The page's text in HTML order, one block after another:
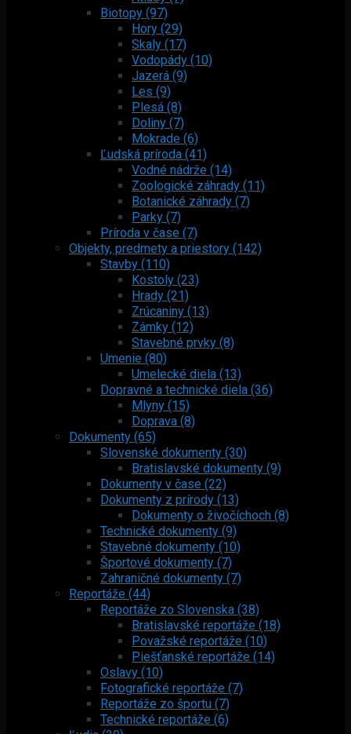
Biotopy (97)
Hory (29)
Skaly (17)
Vodopády (10)
Jazerá (9)
Les (9)
Plesá (8)
Doliny (7)
Mokrade (6)
Ľudská príroda (41)
Vodné nádrže (14)
Zoologické záhrady (11)
Botanické záhrady (7)
Parky (7)
Príroda v čase (7)
Objekty, predmety a priestory (142)
Stavby (110)
Kostoly (23)
Hrady (21)
Zrúcaniny (13)
Zámky (12)
Stavebné prvky (8)
Umenie (80)
Umelecké diela (13)
Dopravné a technické diela (36)
Mlyny (15)
Doprava (8)
Dokumenty (65)
Slovenské dokumenty (30)
Bratislavské dokumenty (9)
Dokumenty v čase (22)
Dokumenty z prírody (13)
Dokumenty o živočíchoch (8)
Technické dokumenty (9)
Stavebné dokumenty (10)
Športové dokumenty (7)
Zahraničné dokumenty (7)
Reportáže (44)
Reportáže zo Slovenska (38)
Bratislavské reportáže (18)
Považské reportáže (10)
Piešťanské reportáže (14)
Oslavy (10)
Fotografické reportáže (7)
Reportáže zo športu (7)
Technické reportáže (6)